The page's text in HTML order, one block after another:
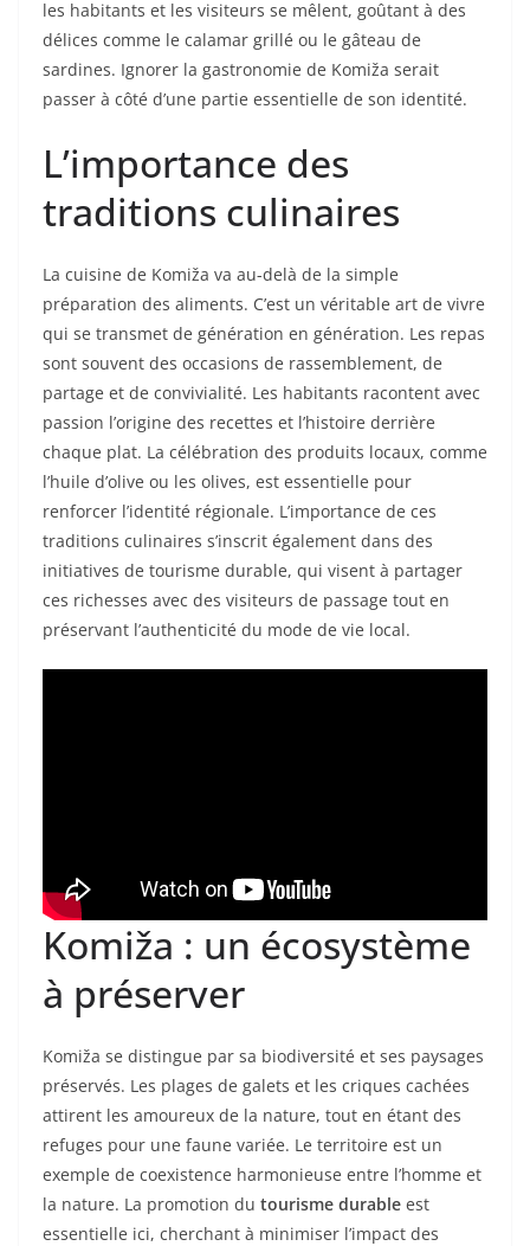
les habitants et les visiteurs se mêlent, goûtant à des
délices comme le calamar grillé ou le gâteau de
sardines. Ignorer la gastronomie de Komiža serait
passer à côté d’une partie essentielle de son identité.
L’importance des
traditions culinaires
La cuisine de Komiža va au-delà de la simple
préparation des aliments. C’est un véritable art de vivre
qui se transmet de génération en génération. Les repas
sont souvent des occasions de rassemblement, de
partage et de convivialité. Les habitants racontent avec
passion l’origine des recettes et l’histoire derrière
chaque plat. La célébration des produits locaux, comme
l’huile d’olive ou les olives, est essentielle pour
renforcer l’identité régionale. L’importance de ces
traditions culinaires s’inscrit également dans des
initiatives de tourisme durable, qui visent à partager
ces richesses avec des visiteurs de passage tout en
préservant l’authenticité du mode de vie local.
Komiža : un écosystème
à préserver
Komiža se distingue par sa biodiversité et ses paysages
préservés. Les plages de galets et les criques cachées
attirent les amoureux de la nature, tout en étant des
refuges pour une faune variée. Le territoire est un
exemple de coexistence harmonieuse entre l’homme et
la nature. La promotion du tourisme durable est
essentielle ici, cherchant à minimiser l’impact des